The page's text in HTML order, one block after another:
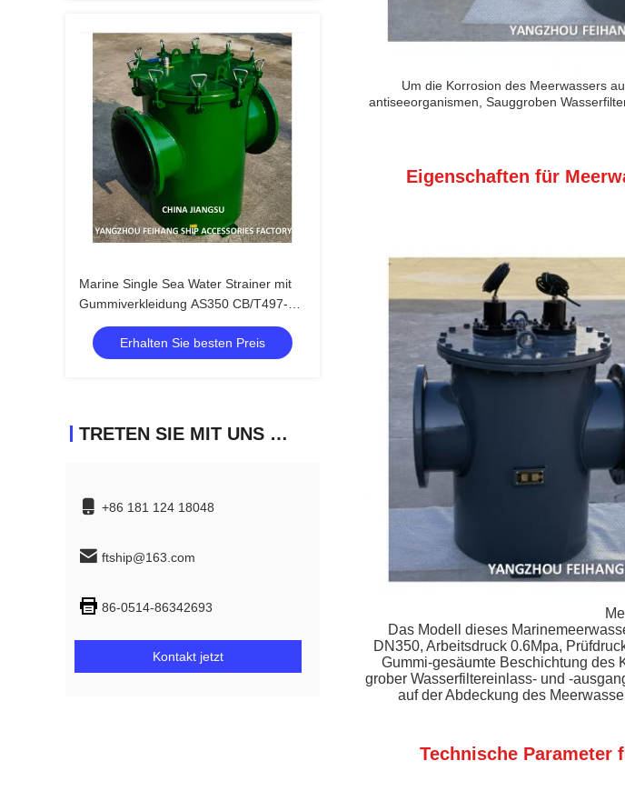
Marine Single Sea Water Strainer mit
Gummiverkleidung AS350 CB/T497-94
-FEIHANG MARINE
Erhalten Sie besten Preis
TRETEN SIE MIT UNS IN VERBINDUNG
+86 181 124 18048
ftship@163.com
86-0514-86342693
Kontakt jetzt
Um die Korrosion des Meerwassers
antiseeorganismen, Sauggroben
Eigenschaften für
Das Modell dieses
DN350, Arbeitsdruck 0.6Mpa,
Gummi-gesäumte Beschichtung des
grober Wasserfiltereinlass- und -
auf der Abdeckung des
Technische Parameter